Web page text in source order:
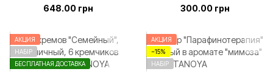
кремчиков по 100 мл
648.00 грн 300.00 грн
АКЦИЯ
НАБІР
БЕСПЛАТНАЯ ДОСТАВКА
АКЦИЯ
−15%
НАБІР